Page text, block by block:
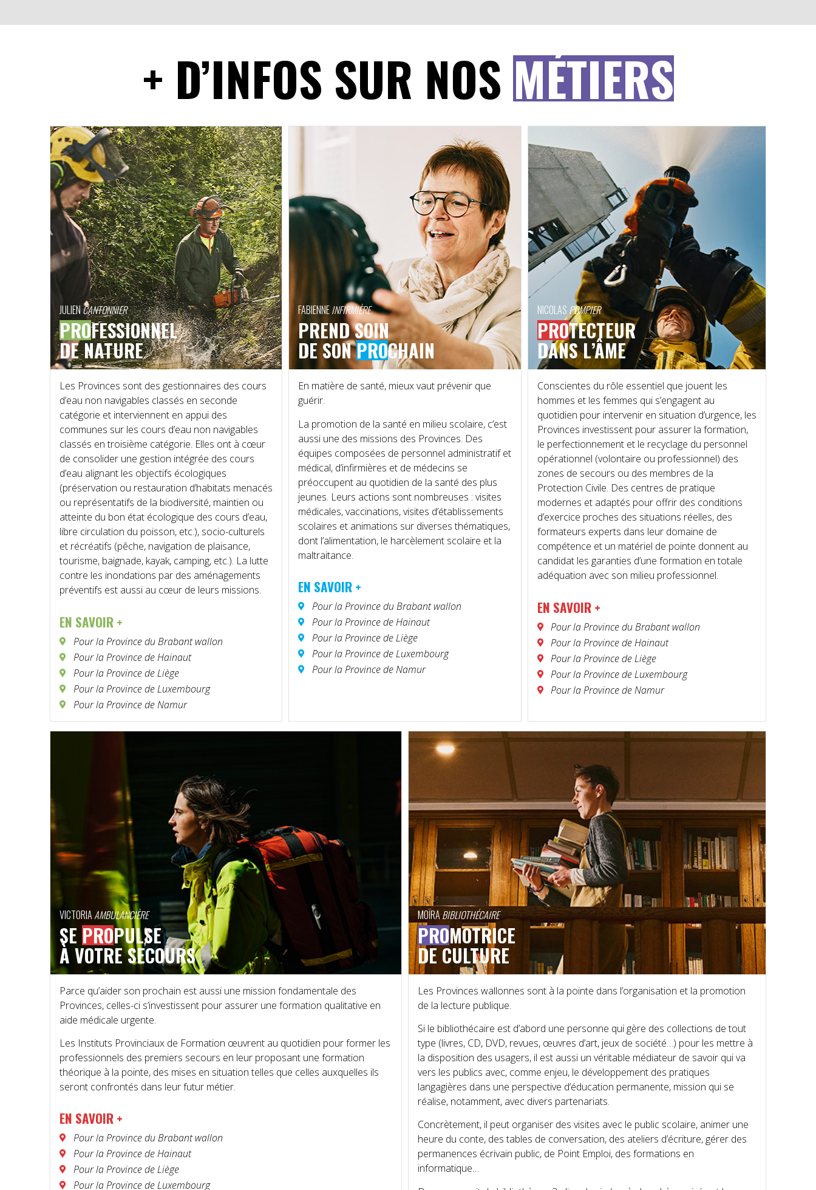
+ D’INFOS SUR NOSMÉTIERS
JULIENCANTONNIER
PROFESSIONNEL
DE NATURE
Les Provinces sont des gestionnaires des cours
d’eau non navigables classés en seconde
catégorie et interviennent en appui des
communes sur les cours d’eau non navigables
classés en troisième catégorie. Elles ont à cœur
de consolider une gestion intégrée des cours
d’eau alignant les objectifs écologiques
(préservation ou restauration d’habitats menacés
ou représentatifs de la biodiversité, maintien ou
atteinte du bon état écologique des cours d’eau,
libre circulation du poisson, etc.), socio-culturels
et récréatifs (pêche, navigation de plaisance,
tourisme, baignade, kayak, camping, etc.). La lutte
contre les inondations par des aménagements
préventifs est aussi au cœur de leurs missions.
EN SAVOIR +
Pour la Province du Brabant wallon
Pour la Province de Hainaut
Pour la Province de Liège
Pour la Province de Luxembourg
Pour la Province de Namur
FABIENNEINFIRMIÈRE
PREND SOIN
DE SONPROCHAIN
En matière de santé, mieux vaut prévenir que
guérir.
La promotion de la santé en milieu scolaire, c’est
aussi une des missions des Provinces. Des
équipes composées de personnel administratif et
médical, d’infirmières et de médecins se
préoccupent au quotidien de la santé des plus
jeunes. Leurs actions sont nombreuses : visites
médicales, vaccinations, visites d’établissements
scolaires et animations sur diverses thématiques,
dont l’alimentation, le harcèlement scolaire et la
maltraitance.
EN SAVOIR +
Pour la Province du Brabant wallon
Pour la Province de Hainaut
Pour la Province de Liège
Pour la Province de Luxembourg
Pour la Province de Namur
NICOLASPOMPIER
PROTECTEUR
DANS L’ÂME
Conscientes du rôle essentiel que jouent les
hommes et les femmes qui s’engagent au
quotidien pour intervenir en situation d’urgence, les
Provinces investissent pour assurer la formation,
le perfectionnement et le recyclage du personnel
opérationnel (volontaire ou professionnel) des
zones de secours ou des membres de la
Protection Civile. Des centres de pratique
modernes et adaptés pour offrir des conditions
d’exercice proches des situations réelles, des
formateurs experts dans leur domaine de
compétence et un matériel de pointe donnent au
candidat les garanties d’une formation en totale
adéquation avec son milieu professionnel.
EN SAVOIR +
Pour la Province du Brabant wallon
Pour la Province de Hainaut
Pour la Province de Liège
Pour la Province de Luxembourg
Pour la Province de Namur
VICTORIA AMBULANCIÈRE
SE PROPULSE
À VOTRE SECOURS
Parce qu’aider son prochain est aussi une mission fondamentale des
Provinces, celles-ci s’investissent pour assurer une formation qualitative en
aide médicale urgente.
Les Instituts Provinciaux de Formation œuvrent au quotidien pour former les
professionnels des premiers secours en leur proposant une formation
théorique à la pointe, des mises en situation telles que celles auxquelles ils
seront confrontés dans leur futur métier.
EN SAVOIR +
Pour la Province du Brabant wallon
Pour la Province de Hainaut
Pour la Province de Liège
Pour la Province de Luxembourg
MOÏRABIBLIOTHÉCAIRE
PROMOTRICE
DE CULTURE
Les Provinces wallonnes sont à la pointe dans l’organisation et la promotion
de la lecture publique.
Si le bibliothécaire est d’abord une personne qui gère des collections de tout
type (livres, CD, DVD, revues, œuvres d’art, jeux de société…) pour les mettre à
la disposition des usagers, il est aussi un véritable médiateur de savoir qui va
vers les publics avec, comme enjeu, le développement des pratiques
langagières dans une perspective d’éducation permanente, mission qui se
réalise, notamment, avec divers partenariats.
Concrètement, il peut organiser des visites avec le public scolaire, animer une
heure du conte, des tables de conversation, des ateliers d’écriture, gérer des
permanences écrivain public, de Point Emploi, des formations en
informatique…